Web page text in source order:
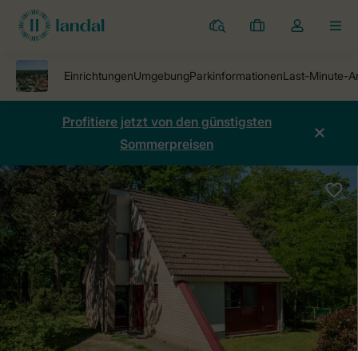
Ferienparks
Meine
Dropdown-
öffnen
Profitiere jetzt von den günstigsten
Sommerpreisen